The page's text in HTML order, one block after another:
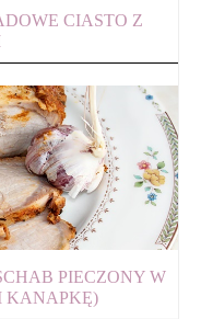
CIASTO Z
PIECZONY W
KANAPKĘ)